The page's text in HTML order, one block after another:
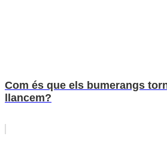
Com és que els bumerangs
llancem?